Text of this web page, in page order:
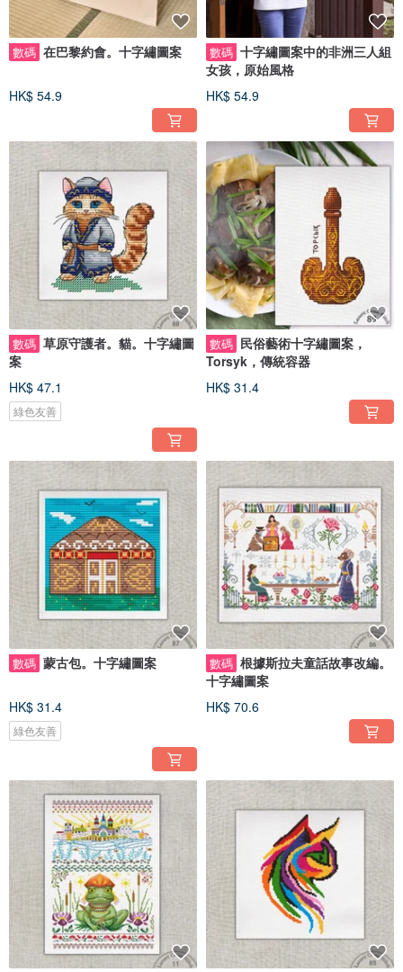
數碼 在巴黎約會。十字繡圖案
HK$ 54.9
數碼 十字繡圖案中的非洲三人組
女孩，原始風格
HK$ 54.9
數碼 草原守護者。貓。十字繡圖
案
HK$ 47.1
綠色友善
數碼 民俗藝術十字繡圖案，
Torsyk，傳統容器
HK$ 31.4
數碼 蒙古包。十字繡圖案
HK$ 31.4
綠色友善
數碼 根據斯拉夫童話故事改編。
十字繡圖案
HK$ 70.6